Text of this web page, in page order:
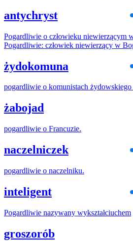
antychryst
Pogardliwie o człowieku niewierzącym
Pogardliwie: człowiek niewierzący w
żydokomuna
pogardliwie o komunistach
żabojad
pogardliwie o Francuzie.
naczelniczek
pogardliwie o naczelniku.
inteligent
Pogardliwie nazywany wykształciuchem
groszorób